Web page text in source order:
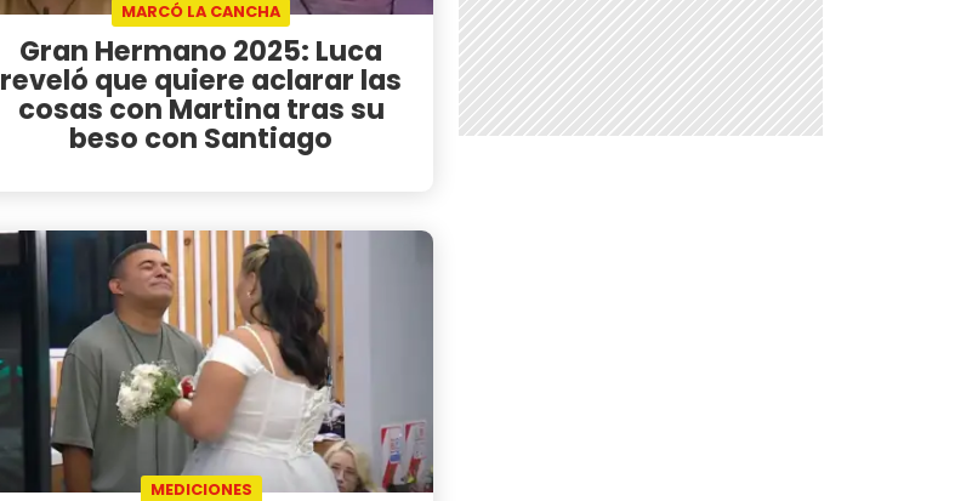
MARCÓ LA CANCHA
Gran Hermano 2025: Luca
reveló que quiere aclarar las
cosas con Martina tras su
beso con Santiago
MEDICIONES